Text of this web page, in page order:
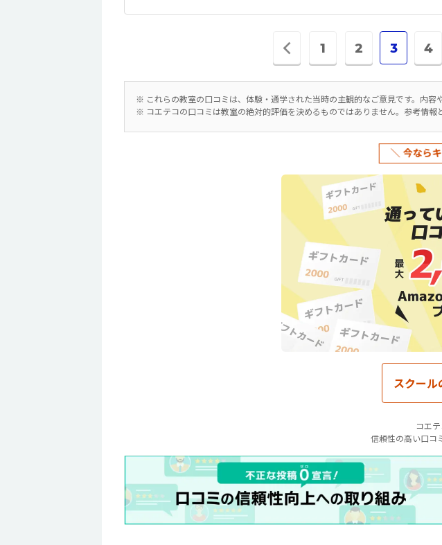
前
ペ
ー
ジ
へ
1 2 3 4
※ これらの教室の口コミは、体験・通学された当時の主観的なご意見です。内容
※ コエテコの口コミは教室の絶対的評価を決めるものではありません。参考情報
今なら
スクール
コエテ
信頼性の高い口コ